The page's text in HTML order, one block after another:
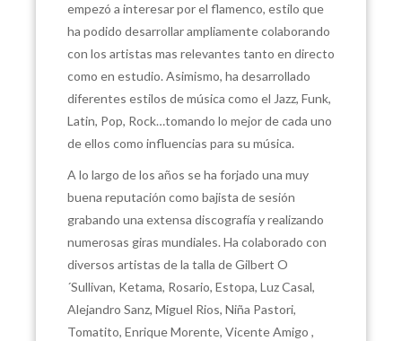
empezó a interesar por el flamenco, estilo que
ha podido desarrollar ampliamente colaborando
con los artistas mas relevantes tanto en directo
como en estudio. Asimismo, ha desarrollado
diferentes estilos de música como el Jazz, Funk,
Latin, Pop, Rock…tomando lo mejor de cada uno
de ellos como influencias para su música.
A lo largo de los años se ha forjado una muy
buena reputación como bajista de sesión
grabando una extensa discografía y realizando
numerosas giras mundiales. Ha colaborado con
diversos artistas de la talla de Gilbert O
´Sullivan, Ketama, Rosario, Estopa, Luz Casal,
Alejandro Sanz, Miguel Rios, Niña Pastori,
Tomatito, Enrique Morente, Vicente Amigo ,